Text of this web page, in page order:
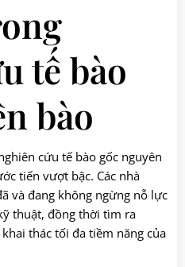
tế bào
bào
cứu tế bào gốc nguyên
tiến vượt bậc. Các nhà
và đang không ngừng nỗ lực
thuật, đồng thời tìm ra
thác tối đa tiềm năng của